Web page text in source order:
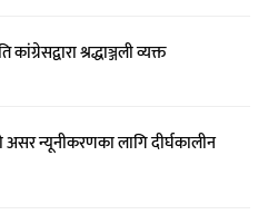
श्रद्धाञ्जली व्यक्त
असर न्यूनीकरणका लागि दीर्घकालीन